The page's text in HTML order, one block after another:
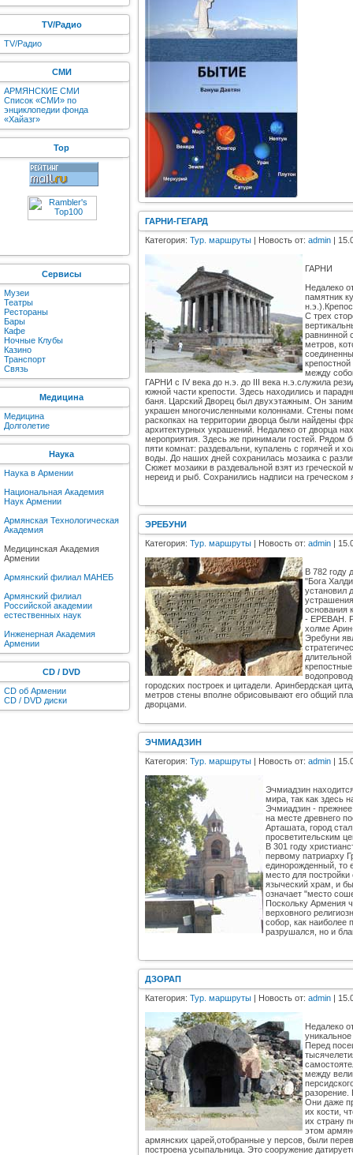
TV/Радио
TV/Радио
СМИ
АРМЯНСКИЕ СМИ
Список «СМИ» по
энциклопедии фонда
«Хайазг»
Top
Сервисы
Музеи
Театры
Рестораны
Бары
Кафе
Ночные Клубы
Казино
Транспорт
Связь
Медицина
Медицина
Долголетие
Наука
Наука в Армении
Национальная Академия
Наук Армении
Армянская Технологическая
Академия
Медицинская Академия
Армении
Армянский филиал МАНЕБ
Армянский филиал
Российской академии
естественных наук
Инженерная Академия
Армении
CD / DVD
CD об Армении
CD / DVD диски
ГАРНИ-ГЕГАРД
Категория: Тур. маршруты | Новость от: admin |
ГАРНИ
Недалеко
памятник
С трех
равнинной
метров,
между
ГАРНИ с IV века до н.э. до III века н.э.служила
южной части крепости. Здесь находились и
баня. Царский Дворец был двухэтажным. Он
украшен многочисленными колоннами. Стены
раскопках на территории дворца были найдены
архитектурных украшений. Недалеко от дворца
мероприятия. Здесь же принимали гостей. Рядом
пяти комнат: раздевальни, купалень с горячей и
воды. До наших дней сохранилась мозаика c
Сюжет мозаики в раздевальной взят из
нереид и рыб. Cохранились надписи на греческом
ЭРЕБУНИ
Категория: Тур. маршруты | Новость от: admin |
В 782 году
"Бога
установил
основания
- ЕРЕВАН.
холме
Эребуни
городских построек и цитадели. Аринбердская
метров стены вполне обрисовывают его общий
дворцами.
ЭЧМИАДЗИН
Категория: Тур. маршруты | Новость от: admin |
Эчмиадзин
мира, так как здесь
Эчмиадзин - прежнее
на месте древнего
Арташата, город
просветительским
В 301 году
первому патриарху
единорожденный, то
место для
языческий храм, и
означает "место
Поскольку Армения
верховного
собор, как наиболее
разрушался, но и
ДЗОРАП
Категория: Тур. маршруты | Новость от: admin |
Недалеко
Перед
между
Они даже
их кости,
их страну
этом
армянских царей,отобранные у персов, были
построена усыпальница. Это сооружение